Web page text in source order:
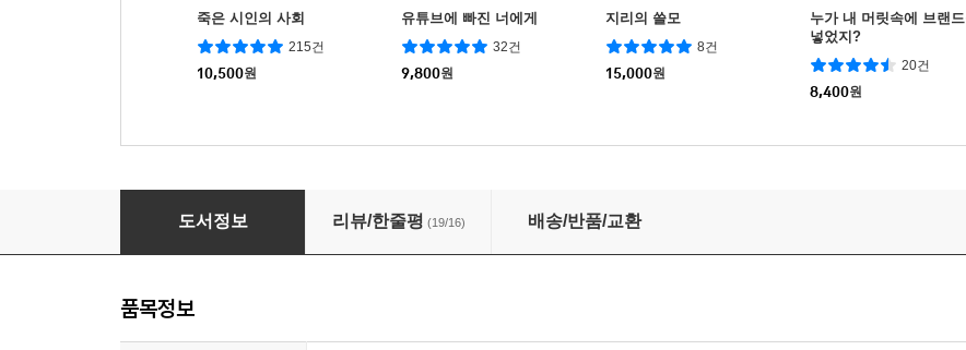
죽은 시인의 사회
215건
10,500원
유튜브에 빠진 너에게
32건
9,800원
지리의 쓸모
8건
15,000원
누가 내 머릿속에 브랜
넣었지?
20건
8,400원
생각한다는 것
도서정보 리뷰/한줄평 (19/16) 배송/반품/교환
품목정보